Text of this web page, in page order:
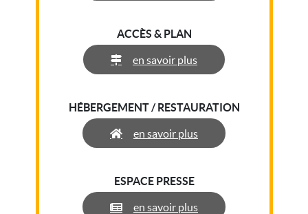
ACCÈS & PLAN
en savoir plus
HÉBERGEMENT / RESTAURATION
en savoir plus
ESPACE PRESSE
en savoir plus